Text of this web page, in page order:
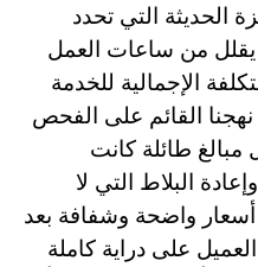
الحديثة التي تحدد
من ساعات العمل
الإجمالية للخدمة
نهجنا القائم على الفحص
طائلة كانت
البلاط التي لا
واضحة وشفافة بعد
على دراية كاملة